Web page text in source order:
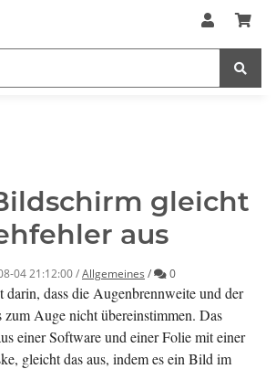
gleicht
aus
04 21:12:00/Allgemeines / Kommentare
0
darin, dass die Augenbrennweite und der
zum Auge nicht übereinstimmen. Das
einer Software und einer Folie mit einer
gleicht das aus, indem es ein Bild im